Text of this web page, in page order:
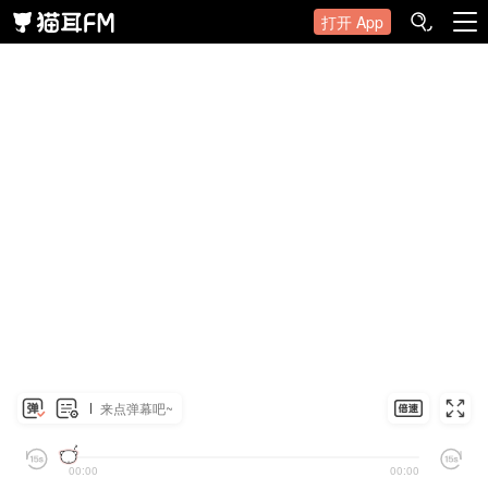
打开 App
来点弹幕吧~
00:00 00:00